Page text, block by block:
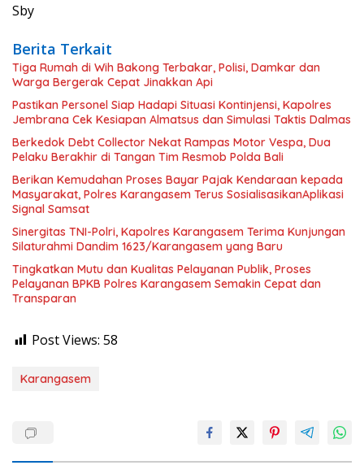
Sby
Berita Terkait
Tiga Rumah di Wih Bakong Terbakar, Polisi, Damkar dan
Warga Bergerak Cepat Jinakkan Api
Pastikan Personel Siap Hadapi Situasi Kontinjensi, Kapolres
Jembrana Cek Kesiapan Almatsus dan Simulasi Taktis Dalmas
Berkedok Debt Collector Nekat Rampas Motor Vespa, Dua
Pelaku Berakhir di Tangan Tim Resmob Polda Bali
Berikan Kemudahan Proses Bayar Pajak Kendaraan kepada
Masyarakat, Polres Karangasem Terus SosialisasikanAplikasi
Signal Samsat
Sinergitas TNI-Polri, Kapolres Karangasem Terima Kunjungan
Silaturahmi Dandim 1623/Karangasem yang Baru
Tingkatkan Mutu dan Kualitas Pelayanan Publik, Proses
Pelayanan BPKB Polres Karangasem Semakin Cepat dan
Transparan
Post Views: 58
Karangasem